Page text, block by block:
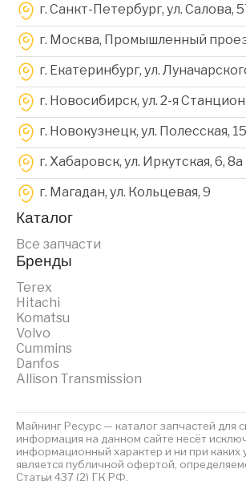
г. Санкт-Петербург, ул. Салова,
г. Москва, Промышленный
г. Екатеринбург, ул.
г. Новосибирск, ул. 2-я
г. Новокузнецк, ул. Полесская, 15
г. Хабаровск, ул. Иркутская, 6, 8a
г. Магадан, ул. Кольцевая, 9
Каталог
Все запчасти
Бренды
Terex
Hitachi
Komatsu
Volvo
Cummins
Danfos
Allison Transmission
Майнинг Ресурс — каталог запчастей для
информация на данном сайте несёт
информационный характер и ни при каких
является публичной офертой,
Статьи 437 (2) ГК РФ.